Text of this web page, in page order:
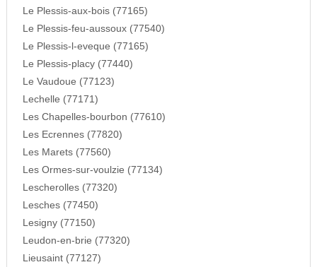
Le Plessis-aux-bois (77165)
Le Plessis-feu-aussoux (77540)
Le Plessis-l-eveque (77165)
Le Plessis-placy (77440)
Le Vaudoue (77123)
Lechelle (77171)
Les Chapelles-bourbon (77610)
Les Ecrennes (77820)
Les Marets (77560)
Les Ormes-sur-voulzie (77134)
Lescherolles (77320)
Lesches (77450)
Lesigny (77150)
Leudon-en-brie (77320)
Lieusaint (77127)